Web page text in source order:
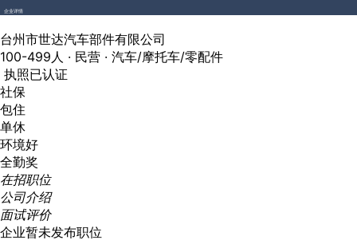
企业详情
台州市世达汽车部件有限公司
100-499人 · 民营 · 汽车/摩托车/零配件
执照已认证
社保
包住
单休
环境好
全勤奖
在招职位
公司介绍
面试评价
企业暂未发布职位